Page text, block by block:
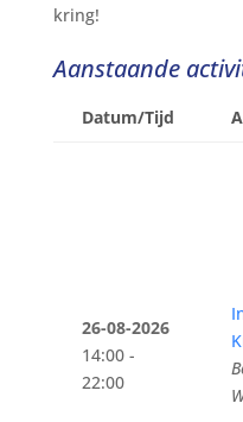
kring!
Aanstaande
Datum/Tijd
26-08-2026
14:00 -
22:00